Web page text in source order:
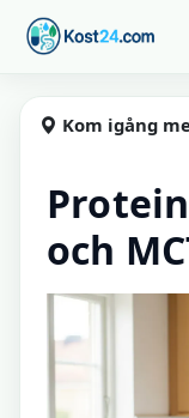
Hoppa till
Kost24
Kom igång
och